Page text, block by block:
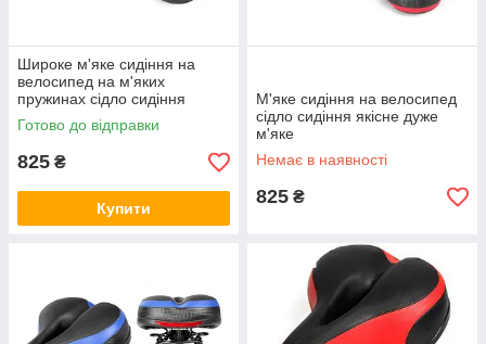
Широке м'яке сидіння на
велосипед на м'яких
пружинах сідло сидіння
якісне супер м'яке
Готово до відправки
825 ₴
Купити
М'яке сидіння на велосипед
сідло сидіння якісне дуже
м'яке
Немає в наявності
825 ₴